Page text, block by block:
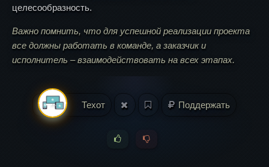
целесообразность.
Важно помнить, что для успешной реализации проекта
все должны работать в команде, а заказчик и
исполнитель – взаимодействовать на всех этапах.
Техот Поддержать